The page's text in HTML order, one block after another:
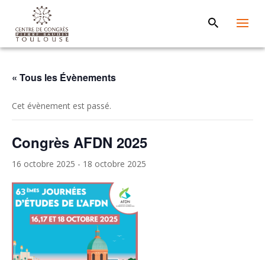
« Tous les Évènements
Cet évènement est passé.
Congrès AFDN 2025
16 octobre 2025 - 18 octobre 2025